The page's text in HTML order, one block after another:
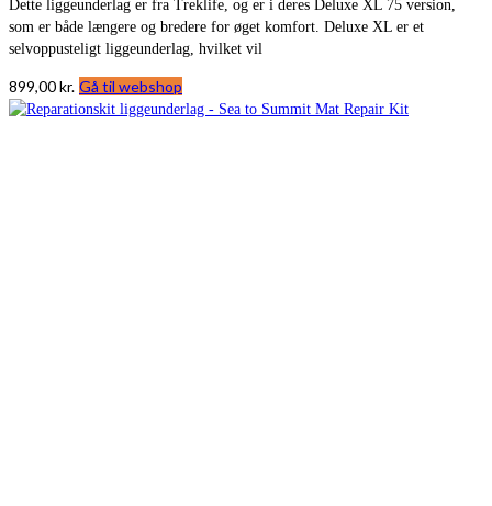
Dette liggeunderlag er fra Treklife, og er i deres Deluxe XL 75 version,
som er både længere og bredere for øget komfort. Deluxe XL er et
selvoppusteligt liggeunderlag, hvilket vil
899,00kr. Gå til webshop